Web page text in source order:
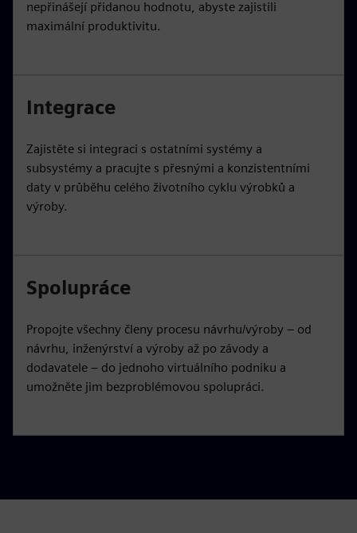
nepřinášejí přidanou hodnotu, abyste zajistili
maximální produktivitu.
Integrace
Zajistěte si integraci s ostatními systémy a
subsystémy a pracujte s přesnými a konzistentními
daty v průběhu celého životního cyklu výrobků a
výroby.
Spolupráce
Propojte všechny členy procesu návrhu/výroby – od
návrhu, inženýrství a výroby až po závody a
dodavatele – do jednoho virtuálního podniku a
umožněte jim bezproblémovou spolupráci.